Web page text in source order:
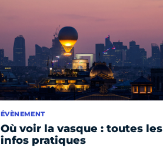
ÉVÈNEMENT
Où voir la vasque : toutes les
infos pratiques